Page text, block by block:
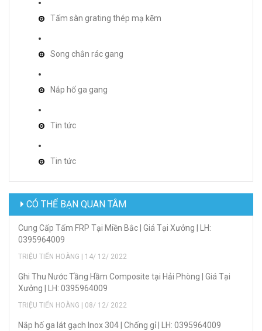
Tấm sàn grating thép mạ kẽm
Song chắn rác gang
Nắp hố ga gang
Tin tức
Tin tức
CÓ THỂ BẠN QUAN TÂM
Cung Cấp Tấm FRP Tại Miền Bắc | Giá Tại Xưởng | LH:
0395964009
TRIỆU TIẾN HOÀNG | 14/ 12/ 2022
Ghi Thu Nước Tầng Hầm Composite tại Hải Phòng | Giá Tại
Xưởng | LH: 0395964009
TRIỆU TIẾN HOÀNG | 08/ 12/ 2022
Nắp hố ga lát gạch Inox 304 | Chống gỉ | LH: 0395964009